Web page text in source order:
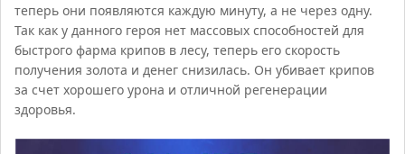
теперь они появляются каждую минуту, а не через одну.
Так как у данного героя нет массовых способностей для
быстрого фарма крипов в лесу, теперь его скорость
получения золота и денег снизилась. Он убивает крипов
за счет хорошего урона и отличной регенерации
здоровья.